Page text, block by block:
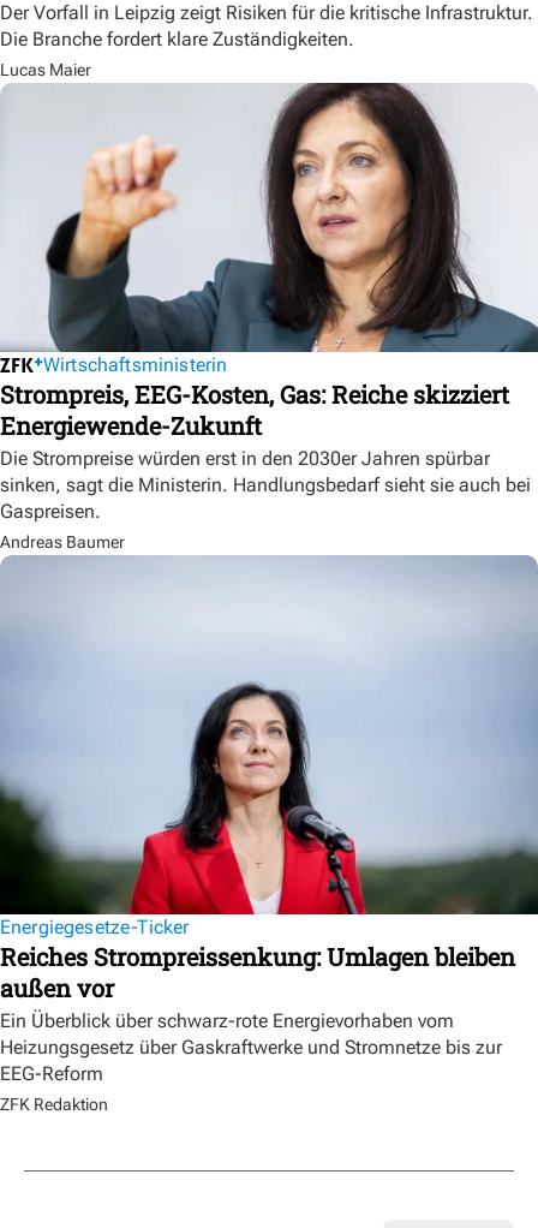
Der Vorfall in Leipzig zeigt Risiken für die kritische Infrastruktur.
Die Branche fordert klare Zuständigkeiten.
Lucas Maier
Wirtschaftsministerin
Strompreis, EEG-Kosten, Gas: Reiche skizziert
Energiewende-Zukunft
Die Strompreise würden erst in den 2030er Jahren spürbar
sinken, sagt die Ministerin. Handlungsbedarf sieht sie auch bei
Gaspreisen.
Andreas Baumer
Energiegesetze-Ticker
Reiches Strompreissenkung: Umlagen bleiben
außen vor
Ein Überblick über schwarz-rote Energievorhaben vom
Heizungsgesetz über Gaskraftwerke und Stromnetze bis zur
EEG-Reform
ZFK Redaktion